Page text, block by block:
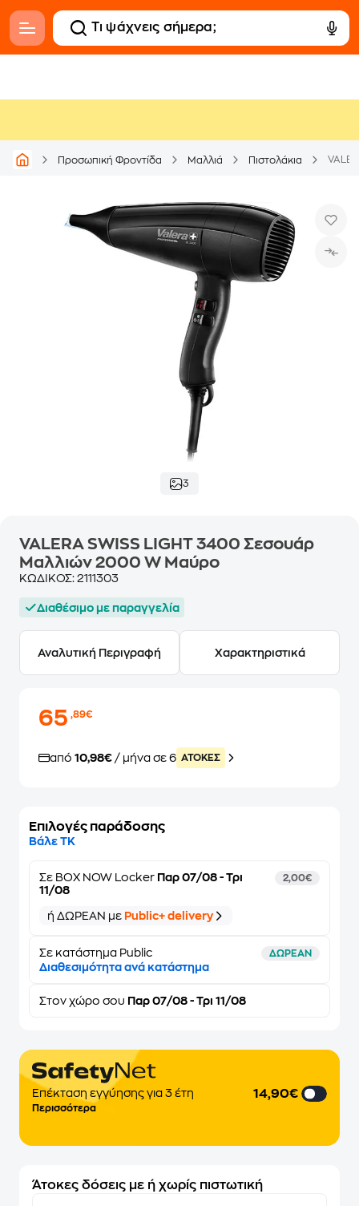
Προσωπική Φροντίδα Μαλλιά Πιστολάκια
3
VALERA SWISS LIGHT 3400 Σεσουάρ
Μαλλιών 2000 W Μαύρο
ΚΩΔΙΚΟΣ: 2111303
Διαθέσιμο με παραγγελία
Αναλυτική Περιγραφή Χαρακτηριστικά
65,89€
από 10,98€ / μήνα σε 6 ATOKEΣ
Επιλογές παράδοσης
Βάλε ΤΚ
Σε BOX NOW Locker Παρ 07/08 - Τρι
11/08
2,00€
ή ΔΩΡΕΑΝ με Public+ delivery
Σε κατάστημα Public ΔΩΡΕΑΝ
Διαθεσιμότητα ανά κατάστημα
Στον χώρο σου Παρ 07/08 - Τρι 11/08
Επέκταση εγγύησης για 3 έτη
Περισσότερα
14,90€
Άτοκες δόσεις με ή χωρίς πιστωτική